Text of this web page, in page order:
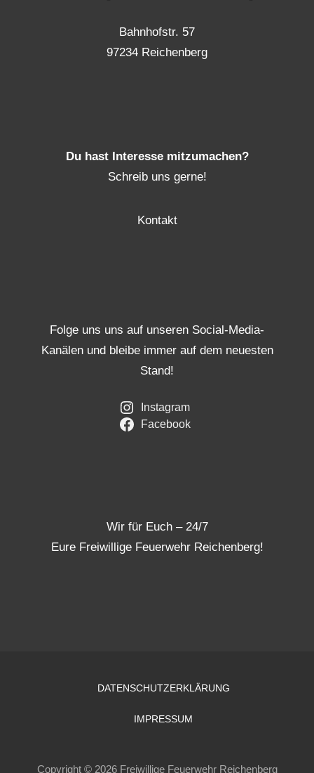
Bahnhofstr. 57
97234 Reichenberg
Du hast Interesse mitzumachen?
Schreib uns gerne!
Kontakt
Folge uns uns auf unseren Social-Media-
Kanälen und bleibe immer auf dem neuesten
Stand!
Instagram
Facebook
Wir für Euch – 24/7
Eure Freiwillige Feuerwehr Reichenberg!
DATENSCHUTZERKLÄRUNG
IMPRESSUM
Copyright © 2026 Freiwillige Feuerwehr Reichenberg